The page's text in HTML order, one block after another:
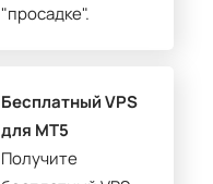
"просадке".
Бесплатный VPS
для MT5
Получите